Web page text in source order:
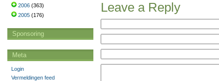
Leave a Reply
2006 (363)
2005 (176)
Sponsoring
Meta
Login
Vermeldingen feed